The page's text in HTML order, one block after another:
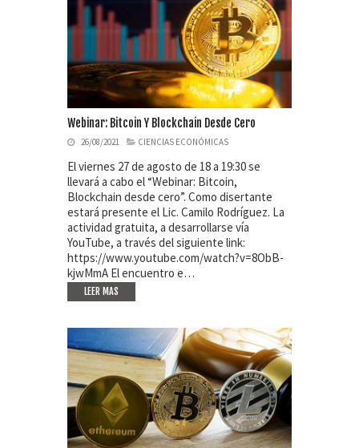
Webinar: Bitcoin Y Blockchain Desde Cero
26/08/2021 CIENCIAS ECONÓMICAS
El viernes 27 de agosto de 18 a 19:30 se
llevará a cabo el “Webinar: Bitcoin,
Blockchain desde cero”. Como disertante
estará presente el Lic. Camilo Rodríguez. La
actividad gratuita, a desarrollarse vía
YouTube, a través del siguiente link:
https://www.youtube.com/watch?v=8ObB-
kjwMmA El encuentro e…
LEER MAS